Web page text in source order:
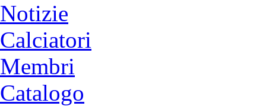
Notizie
Calciatori
Membri
Catalogo